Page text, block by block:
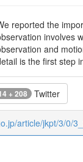
reported the
involves
and
is the first step
+ 208 Twitter
article/jkpt/3/0/